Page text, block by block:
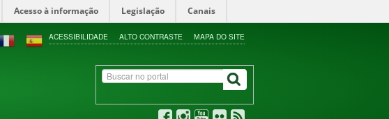
Acesso à informação Legislação Canais
ACESSIBILIDADE ALTO CONTRASTE MAPA DO SITE